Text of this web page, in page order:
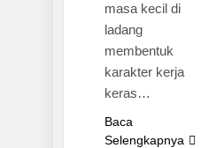
masa kecil di
ladang
membentuk
karakter kerja
keras…
Baca
Selengkapnya